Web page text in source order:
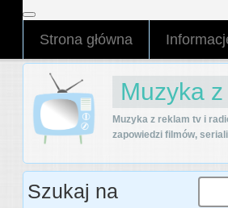
Strona główna
Muzyka
Muzyka z reklam tv i
zapowiedzi filmów,
Szukaj na